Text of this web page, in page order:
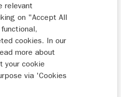
relevant
on "Accept All
cookies. In our
more about
your cookie
via 'Cookies